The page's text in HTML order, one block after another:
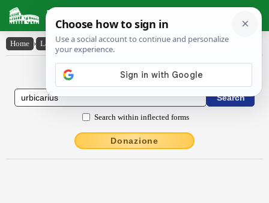
Latin Dictionary
Home › Latin-English › urbĭcārĭus
Latin to English Dictionary
Search within inflected forms
Donazione